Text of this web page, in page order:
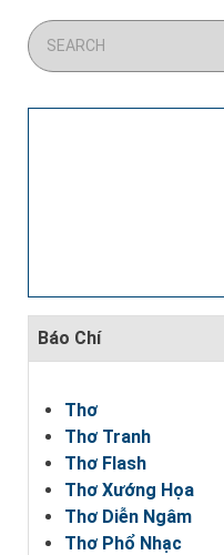
Báo Chí
Thơ
Thơ Tranh
Thơ Flash
Thơ Xướng Họa
Thơ Diễn Ngâm
Thơ Phổ Nhạc